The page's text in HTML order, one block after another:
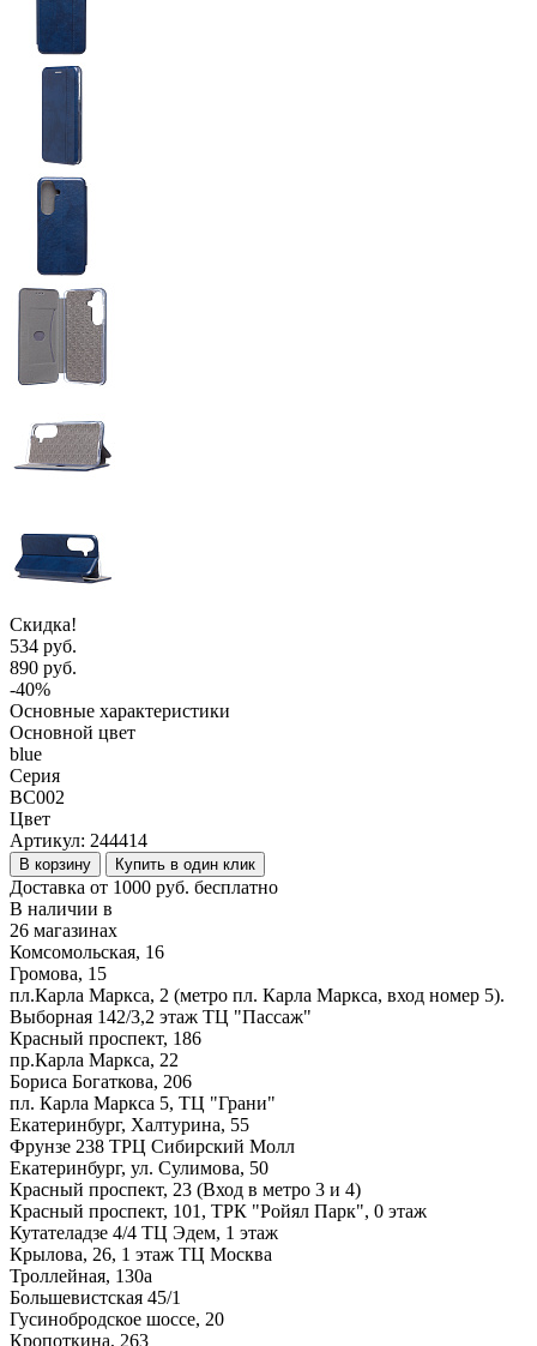
Скидка!
534 руб.
890 руб.
-40%
Основные характеристики
Основной цвет
blue
Серия
BC002
Цвет
Артикул: 244414
В корзину Купить в один клик
Доставка от 1000 руб. бесплатно
В наличии в
26 магазинах
Комсомольская, 16
Громова, 15
пл.Карла Маркса, 2 (метро пл. Карла Маркса, вход номер 5).
Выборная 142/3,2 этаж ТЦ "Пассаж"
Красный проспект, 186
пр.Карла Маркса, 22
Бориса Богаткова, 206
пл. Карла Маркса 5, ТЦ "Грани"
Екатеринбург, Халтурина, 55
Фрунзе 238 ТРЦ Сибирский Молл
Екатеринбург, ул. Сулимова, 50
Красный проспект, 23 (Вход в метро 3 и 4)
Красный проспект, 101, ТРК "Ройял Парк", 0 этаж
Кутателадзе 4/4 ТЦ Эдем, 1 этаж
Крылова, 26, 1 этаж ТЦ Москва
Троллейная, 130а
Большевистская 45/1
Гусинобродское шоссе, 20
Кропоткина, 263